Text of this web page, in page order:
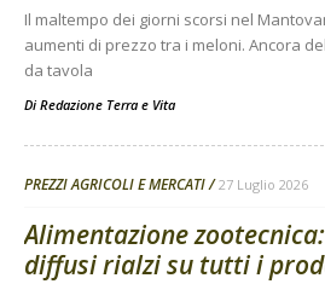
Il maltempo dei giorni scorsi nel
aumenti di prezzo tra i meloni. Ancora
da tavola
Di Redazione Terra e Vita
PREZZI AGRICOLI E MERCATI 27 Luglio 2026
Alimentazione zootecnica:
diffusi rialzi su tutti i